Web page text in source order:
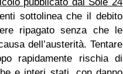
sottolinea che il debito
ripagato senza che le
dell’austerità. Tentare
rapidamente rischia di